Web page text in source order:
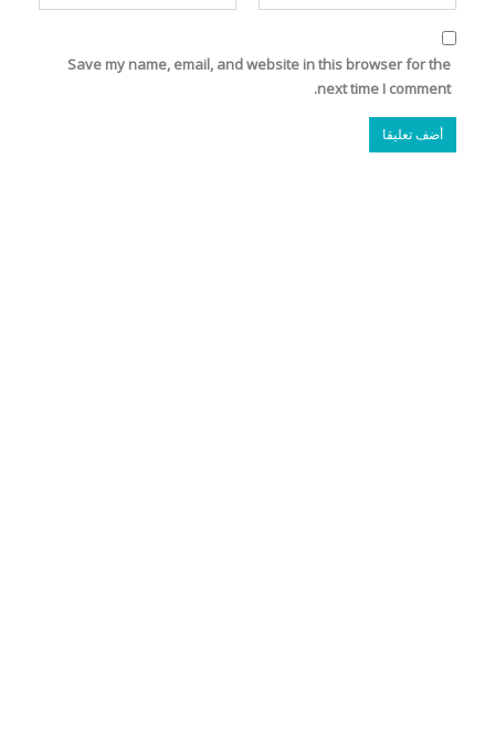
Save my name, email, and website in this browser for the
next time I comment.